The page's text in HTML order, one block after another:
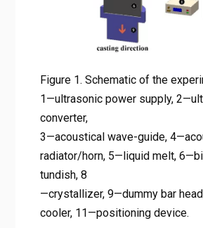
positioning device.
가변 주파수 초음파 처리: ZK60 마그네슘
Figure 1. Schematic of the
ultrasonic power supply,
acoustical wave-guide, 4—acoustic
melt, 6—billet, 7—tundish, 8
head, 10—air cooler,
Figure 1. Schematic of the
1—ultrasonic power supply,
converter,
3—acoustical wave-guide,
radiator/horn, 5—liquid melt,
tundish, 8
—crystallizer, 9—dummy bar
cooler, 11—positioning device.